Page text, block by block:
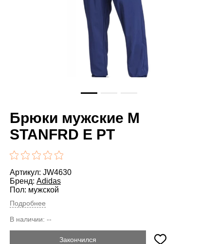
Брюки мужские M
STANFRD E PT
Артикул: JW4630
Бренд: Adidas
Пол: мужской
Подробнее
В наличии: --
Закончился